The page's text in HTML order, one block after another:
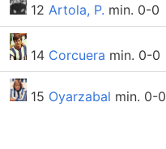
12 Artola, P. min. 0-0
14 Corcuera min. 0-0
15 Oyarzabal min. 0-0